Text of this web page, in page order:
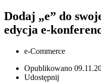
Dodaj „e” do
edycja e-
e-Commerce
Opublikowano
Udostępnij